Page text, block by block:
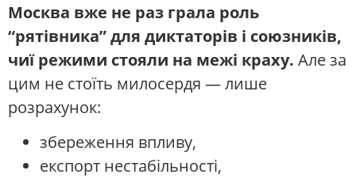
Москва вже не раз грала роль
“рятівника” для диктаторів і союзників,
чиї режими стояли на межі краху. Але за
цим не стоїть милосердя — лише
розрахунок:
збереження впливу,
експорт нестабільності,